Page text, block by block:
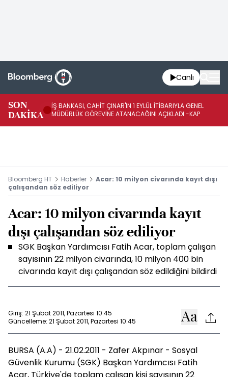
Canlı
SON
DAKİKA
İŞ BANKASI, CAHİT ÇINAR'IN 1 EYLÜL İTİBARIYLA GENEL
MÜDÜRLÜK GÖREVİNE ATANACAĞINI AÇIKLADI -KAP
Bloomberg HT Haberler
Acar: 10 milyon civarında kayıt dışı
çalışandan söz ediliyor
Acar: 10 milyon civarında kayıt
dışı çalışandan söz ediliyor
SGK Başkan Yardımcısı Fatih Acar, toplam çalışan
sayısının 22 milyon civarında, 10 milyon 400 bin
civarında kayıt dışı çalışandan söz edildiğini bildirdi
Giriş: 21 Şubat 2011, Pazartesi 10:45
Güncelleme: 21 Şubat 2011, Pazartesi 10:45
BURSA (A.A) - 21.02.2011 - Zafer Akpınar - Sosyal
Güvenlik Kurumu (SGK) Başkan Yardımcısı Fatih